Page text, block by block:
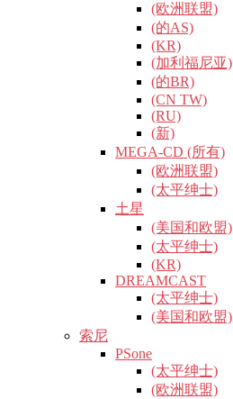
(欧洲联盟)
(的AS)
(KR)
(加利福尼亚)
(的BR)
(CN TW)
(RU)
(新)
MEGA-CD (所有)
(欧洲联盟)
(太平绅士)
土星
(美国和欧盟)
(太平绅士)
(KR)
DREAMCAST
(太平绅士)
(美国和欧盟)
索尼
PSone
(太平绅士)
(欧洲联盟)